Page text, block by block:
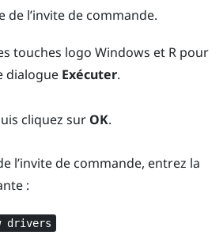
de l’invite de commande.
touches logo Windows et Rpour
dialogue Exécuter.
cliquez sur OK.
l’invite de commande, entrez la
:
drivers